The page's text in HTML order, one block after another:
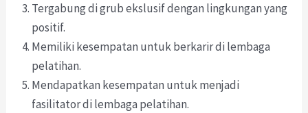
Tergabung di grub ekslusif dengan lingkungan yang
positif.
Memiliki kesempatan untuk berkarir di lembaga
pelatihan.
Mendapatkan kesempatan untuk menjadi
fasilitator di lembaga pelatihan.